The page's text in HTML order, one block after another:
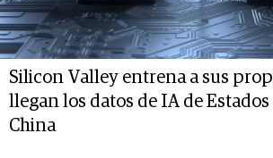
Silicon Valley entrena a sus
llegan los datos de IA de
China